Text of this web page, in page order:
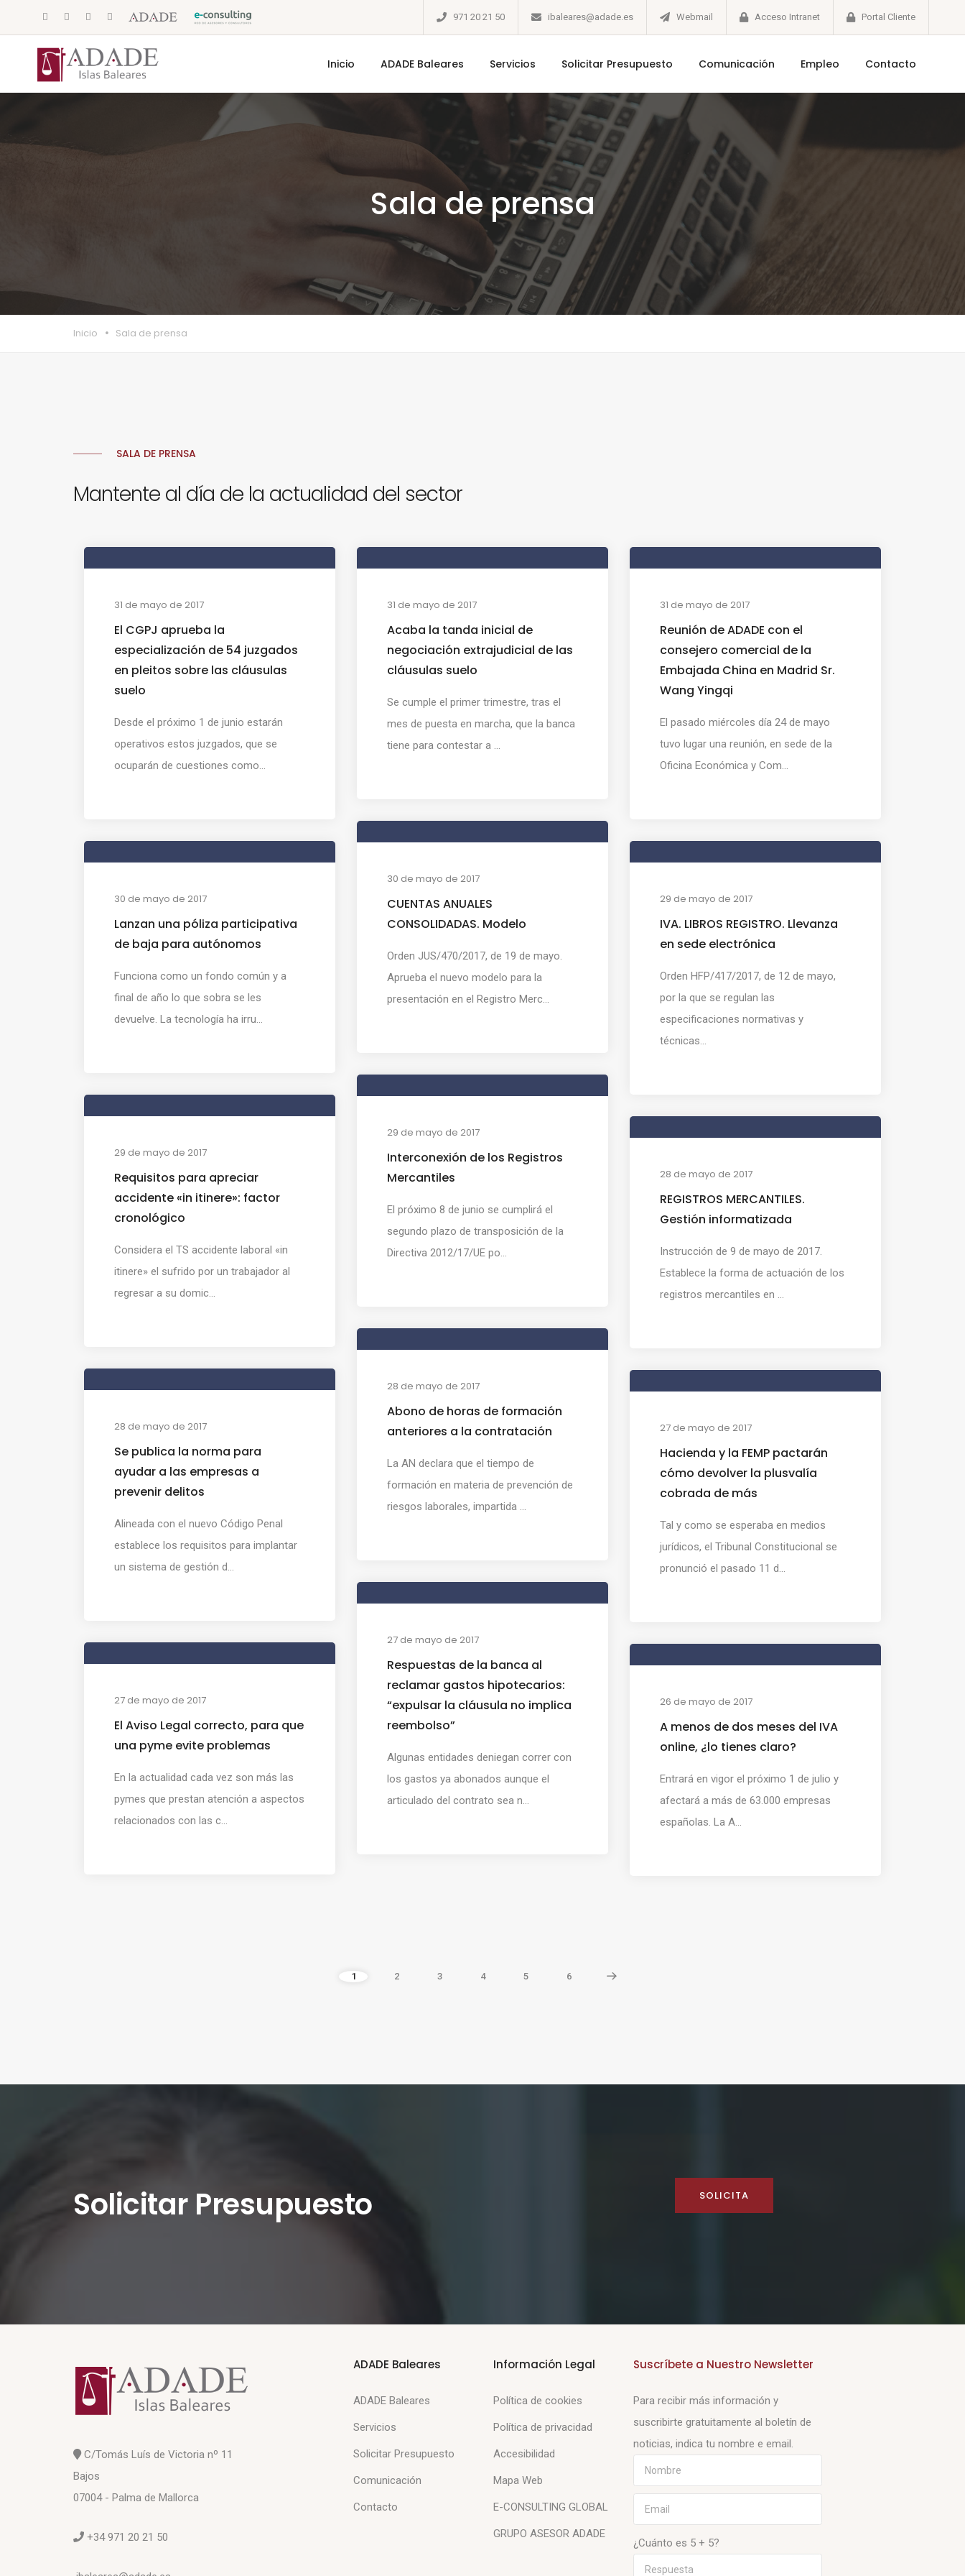
971 20 21 50 ibaleares@adade.es Webmail Acceso Intranet Portal Cliente
Inicio ADADE Baleares Servicios Solicitar Presupuesto Comunicación Empleo Contacto
Sala de prensa
Inicio Sala de prensa
SALA DE PRENSA
Mantente al día de la actualidad del sector
31 de mayo de 2017
El CGPJ aprueba la
especialización de 54 juzgados
en pleitos sobre las cláusulas
suelo
Desde el próximo 1 de junio estarán
operativos estos juzgados, que se
ocuparán de cuestiones como...
31 de mayo de 2017
Acaba la tanda inicial de
negociación extrajudicial de las
cláusulas suelo
Se cumple el primer trimestre, tras el
mes de puesta en marcha, que la banca
tiene para contestar a ...
31 de mayo de 2017
Reunión de ADADE con el
consejero comercial de la
Embajada China en Madrid Sr.
Wang Yingqi
El pasado miércoles día 24 de mayo
tuvo lugar una reunión, en sede de la
Oficina Económica y Com...
30 de mayo de 2017
CUENTAS ANUALES
CONSOLIDADAS. Modelo
Orden JUS/470/2017, de 19 de mayo.
Aprueba el nuevo modelo para la
presentación en el Registro Merc...
30 de mayo de 2017
Lanzan una póliza participativa
de baja para autónomos
Funciona como un fondo común y a
final de año lo que sobra se les
devuelve. La tecnología ha irru...
29 de mayo de 2017
IVA. LIBROS REGISTRO. Llevanza
en sede electrónica
Orden HFP/417/2017, de 12 de mayo,
por la que se regulan las
especificaciones normativas y
técnicas...
29 de mayo de 2017
Interconexión de los Registros
Mercantiles
El próximo 8 de junio se cumplirá el
segundo plazo de transposición de la
Directiva 2012/17/UE po...
29 de mayo de 2017
Requisitos para apreciar
accidente «in itinere»: factor
cronológico
Considera el TS accidente laboral «in
itinere» el sufrido por un trabajador al
regresar a su domic...
28 de mayo de 2017
REGISTROS MERCANTILES.
Gestión informatizada
Instrucción de 9 de mayo de 2017.
Establece la forma de actuación de los
registros mercantiles en ...
28 de mayo de 2017
Abono de horas de formación
anteriores a la contratación
La AN declara que el tiempo de
formación en materia de prevención de
riesgos laborales, impartida ...
28 de mayo de 2017
Se publica la norma para
ayudar a las empresas a
prevenir delitos
Alineada con el nuevo Código Penal
establece los requisitos para implantar
un sistema de gestión d...
27 de mayo de 2017
Hacienda y la FEMP pactarán
cómo devolver la plusvalía
cobrada de más
Tal y como se esperaba en medios
jurídicos, el Tribunal Constitucional se
pronunció el pasado 11 d...
27 de mayo de 2017
Respuestas de la banca al
reclamar gastos hipotecarios:
“expulsar la cláusula no implica
reembolso”
Algunas entidades deniegan correr con
los gastos ya abonados aunque el
articulado del contrato sea n...
27 de mayo de 2017
El Aviso Legal correcto, para que
una pyme evite problemas
En la actualidad cada vez son más las
pymes que prestan atención a aspectos
relacionados con las c...
26 de mayo de 2017
A menos de dos meses del IVA
online, ¿lo tienes claro?
Entrará en vigor el próximo 1 de julio y
afectará a más de 63.000 empresas
españolas. La A...
1 2 3 4 5 6
Solicitar Presupuesto SOLICITA
C/Tomás Luís de Victoria nº 11
Bajos
07004 - Palma de Mallorca
+34 971 20 21 50
ADADE Baleares
ADADE Baleares
Servicios
Solicitar Presupuesto
Comunicación
Contacto
Información Legal
Política de cookies
Política de privacidad
Accesibilidad
Mapa Web
E-CONSULTING GLOBAL
GRUPO ASESOR ADADE
Suscríbete a Nuestro Newsletter
Para recibir más información y
suscribirte gratuitamente al boletín de
noticias, indica tu nombre e email.
¿Cuánto es 5 + 5?